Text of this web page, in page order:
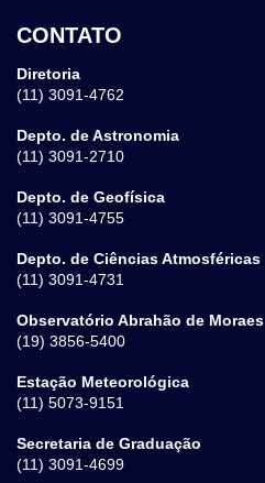
CONTATO
Diretoria
(11) 3091-4762
Depto. de Astronomia
(11) 3091-2710
Depto. de Geofísica
(11) 3091-4755
Depto. de Ciências Atmosféricas
(11) 3091-4731
Observatório Abrahão de Moraes
(19) 3856-5400
Estação Meteorológica
(11) 5073-9151
Secretaria de Graduação
(11) 3091-4699